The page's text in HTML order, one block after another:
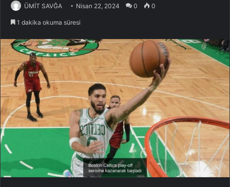
ÜMİT SAVĞA Nisan 22, 2024 0 0
1 dakika okuma süresi